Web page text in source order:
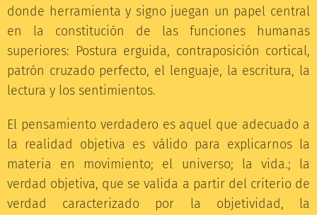
donde herramienta y signo juegan un papel central
en la constitución de las funciones humanas
superiores: Postura erguida, contraposición cortical,
patrón cruzado perfecto, el lenguaje, la escritura, la
lectura y los sentimientos.
El pensamiento verdadero es aquel que adecuado a
la realidad objetiva es válido para explicarnos la
materia en movimiento; el universo; la vida.; la
verdad objetiva, que se valida a partir del criterio de
verdad caracterizado por la objetividad, la